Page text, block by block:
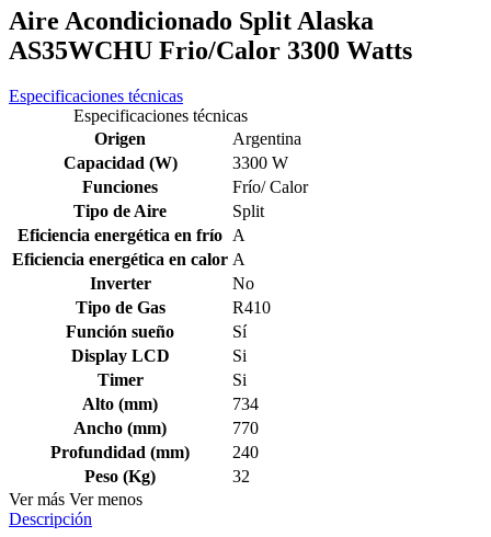
Aire Acondicionado Split Alaska
AS35WCHU Frio/Calor 3300 Watts
Especificaciones técnicas
Especificaciones técnicas
Origen
Argentina
Capacidad (W)
3300 W
Funciones
Frío/ Calor
Tipo de Aire
Split
Eficiencia energética en frío A
Eficiencia energética en calor A
Inverter
No
Tipo de Gas
R410
Función sueño
Sí
Display LCD
Si
Timer
Si
Alto (mm)
734
Ancho (mm)
770
Profundidad (mm)
240
Peso (Kg)
32
Ver más Ver menos
Descripción